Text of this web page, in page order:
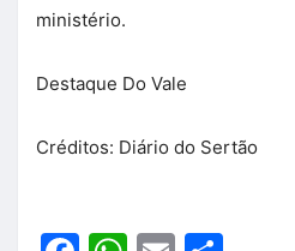
ministério.
Destaque Do Vale
Créditos: Diário do Sertão